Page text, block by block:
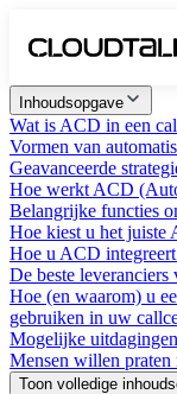
Inhoudsopgave
Wat is ACD in een
Vormen van
Geavanceerde
Hoe werkt ACD
Belangrijke functies
Hoe kiest u het juiste
Hoe u ACD
De beste
Hoe (en waarom) u
gebruiken in uw
Mogelijke
Mensen willen praten
Toon volledige